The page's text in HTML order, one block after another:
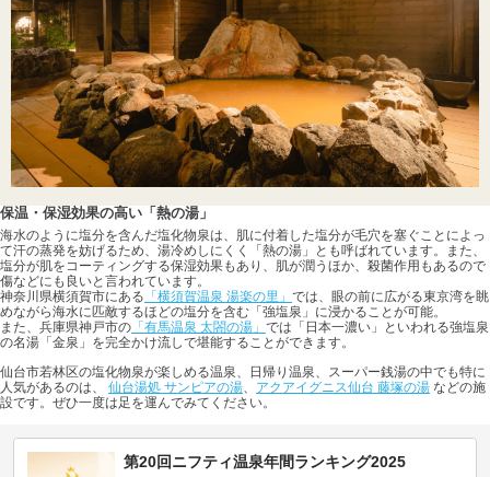
保温・保湿効果の高い「熱の湯」
海水のように塩分を含んだ塩化物泉は、肌に付着した塩分が毛穴を塞ぐことによっ
て汗の蒸発を妨げるため、湯冷めしにくく「熱の湯」とも呼ばれています。また、
塩分が肌をコーティングする保湿効果もあり、肌が潤うほか、殺菌作用もあるので
傷などにも良いと言われています。
神奈川県横須賀市にある 「横須賀温泉 湯楽の里」 では、眼の前に広がる東京湾を眺
めながら海水に匹敵するほどの塩分を含む「強塩泉」に浸かることが可能。
また、兵庫県神戸市の 「有馬温泉 太閤の湯」 では「日本一濃い」といわれる強塩泉
の名湯「金泉」を完全かけ流しで堪能することができます。
仙台市若林区の塩化物泉が楽しめる温泉、日帰り温泉、スーパー銭湯の中でも特に
人気があるのは、 仙台湯処 サンピアの湯、 アクアイグニス仙台 藤塚の湯 などの施
設です。ぜひ一度は足を運んでみてください。
第20回ニフティ温泉年間ランキング2025